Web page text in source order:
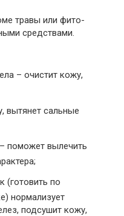
травы или фито-
средствами.
– очистит кожу,
вытянет сальные
поможет вылечить
(готовить по
нормализует
подсушит кожу,